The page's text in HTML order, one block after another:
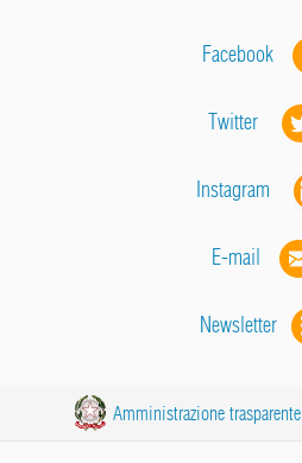
Facebook
Twitter
Instagram
E-mail
Newsletter
Amministrazione trasparente